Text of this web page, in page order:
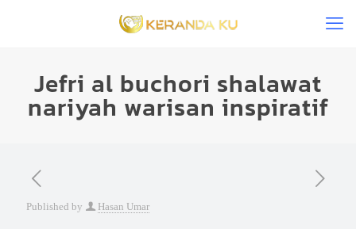
Jefri al buchori shalawat
nariyah warisan inspiratif
Published by Hasan Umar